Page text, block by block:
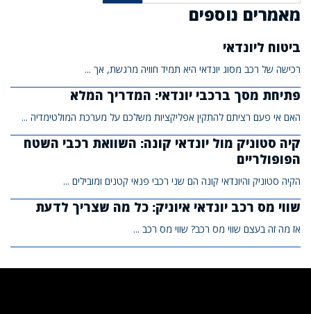
מאמרים נוספים
ביטוח ליונדאי
רכישה של רכב מסוג יונדאי היא תמיד חוויה מרגשת, אך ...
פתיחת מסך ברכבי יונדאי: המדריך המלא
האם אי פעם רציתם להתקין אפליקציות משלכם על מערכת המולטימדיה ...
קיה סטוניק מול יונדאי קונה: השוואת רכבי השטח
הפופולריים
הקיה סטוניק והיונדאי קונה הם שני רכבי פנאי קטנים ומובילים ...
שווי מס רכב יונדאי איוניק: כל מה שצריך לדעת
אז מה זה בעצם שווי מס רכב? שווי מס רכב ...